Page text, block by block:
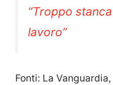
“Troppo
lavoro”
Fonti: La